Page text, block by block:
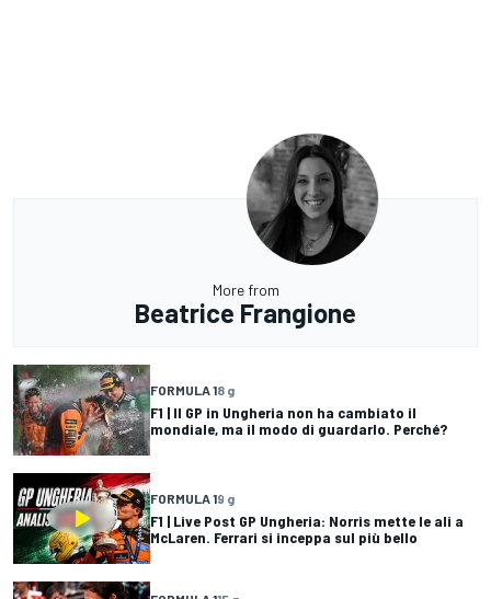
More from
Beatrice Frangione
FORMULA 18 g
F1 | Il GP in Ungheria non ha cambiato il
mondiale, ma il modo di guardarlo. Perché?
FORMULA 19 g
F1 | Live Post GP Ungheria: Norris mette le ali a
McLaren. Ferrari si inceppa sul più bello